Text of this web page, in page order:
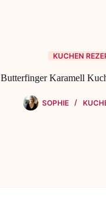
KUCHEN
Butterfinger Karamell
SOPHIE